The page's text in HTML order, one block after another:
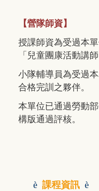
【營隊師資】
授課師資為受過本
「兒童團康活動講
小隊輔導員為受過
合格完訓之夥伴。
本單位已通過勞動
構版通過評核。
è 課程資訊 è